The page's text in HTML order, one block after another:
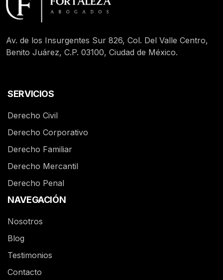
Av. de los Insurgentes Sur 826, Col. Del Valle Centro,
Benito Juárez, C.P. 03100, Ciudad de México.
SERVICIOS
Derecho Civil
Derecho Corporativo
Derecho Familiar
Derecho Mercantil
Derecho Penal
NAVEGACIÓN
Nosotros
Blog
Testimonios
Contacto